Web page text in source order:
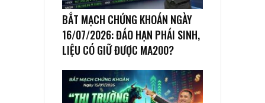
BẮT MẠCH CHỨNG KHOÁN NGÀY
16/07/2026: ĐÁO HẠN PHÁI SINH,
LIỆU CÓ GIỮ ĐƯỢC MA200?